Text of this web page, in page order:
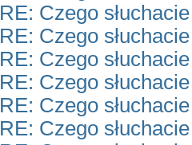
RE: Czego
RE: Czego
RE: Czego
RE: Czego
RE: Czego
RE: Czego